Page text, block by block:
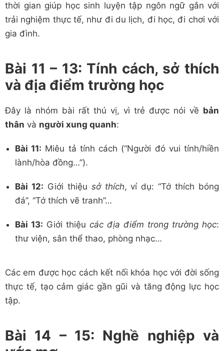
thời gian giúp học sinh luyện tập ngôn ngữ gắn với
trải nghiệm thực tế, như đi du lịch, đi học, đi chơi với
gia đình.
Bài 11 – 13: Tính cách, sở thích
và địa điểm trường học
Đây là nhóm bài rất thú vị, vì trẻ được nói về bản
thân và người xung quanh:
Bài 11: Miêu tả tính cách (“Người đó vui tính/hiền
lành/hòa đồng…”).
Bài 12: Giới thiệu sở thích, ví dụ: “Tớ thích bóng
đá”, “Tớ thích vẽ tranh”…
Bài 13: Giới thiệu các địa điểm trong trường học:
thư viện, sân thể thao, phòng nhạc…
Các em được học cách kết nối khóa học với đời sống
thực tế, tạo cảm giác gần gũi và tăng động lực học
tập.
Bài 14 – 15: Nghề nghiệp và